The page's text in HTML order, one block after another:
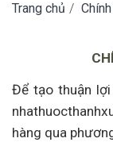
Trang chủ /
Để tạo thuận
n
hàng qua